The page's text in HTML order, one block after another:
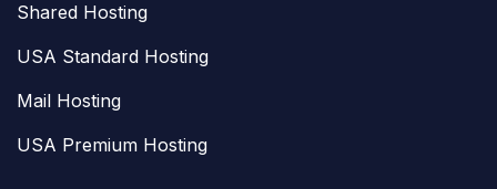
Shared Hosting
USA Standard Hosting
Mail Hosting
USA Premium Hosting